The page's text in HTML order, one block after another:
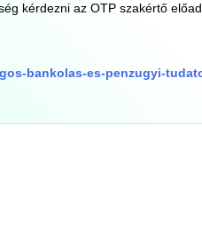
kérdezni az OTP szakértő
bankolas-es-penzugyi-